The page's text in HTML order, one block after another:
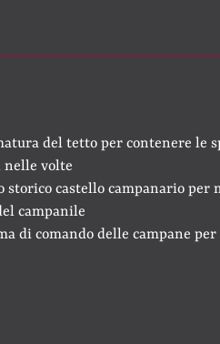
del tetto per contenere le
volte
storico castello campanario per
campanile
di comando delle campane